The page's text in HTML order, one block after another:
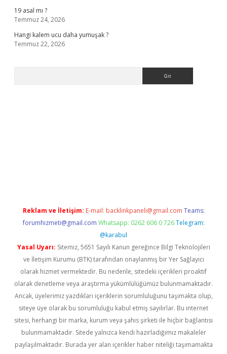
19 asal mı ?
Temmuz 24, 2026
Hangi kalem ucu daha yumuşak ?
Temmuz 22, 2026
Reklam ve İletişim: E-mail: backlinkpaneli@gmail.com Teams:
forumhizmeti@gmail.com Whatsapp: 0262 606 0 726 Telegram:
@karabul
Yasal Uyarı: Sitemiz, 5651 Sayılı Kanun gereğince Bilgi Teknolojileri
ve İletişim Kurumu (BTK) tarafından onaylanmış bir Yer Sağlayıcı
olarak hizmet vermektedir. Bu nedenle, sitedeki içerikleri proaktif
olarak denetleme veya araştırma yükümlülüğümüz bulunmamaktadır.
Ancak, üyelerimiz yazdıkları içeriklerin sorumluluğunu taşımakta olup,
siteye üye olarak bu sorumluluğu kabul etmiş sayılırlar. Bu internet
sitesi, herhangi bir marka, kurum veya şahıs şirketi ile hiçbir bağlantısı
bulunmamaktadır. Sitede yalnızca kendi hazırladığımız makaleler
paylaşılmaktadır. Burada yer alan içerikler haber niteliği taşımamakta